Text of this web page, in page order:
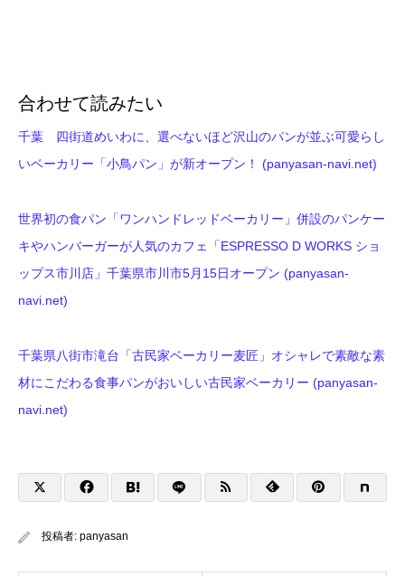
合わせて読みたい
千葉 四街道めいわに、選べないほど沢山のパンが並ぶ可愛らし
いベーカリー「小鳥パン」が新オープン！ (panyasan-navi.net)
世界初の食パン「ワンハンドレッドベーカリー」併設のパンケー
キやハンバーガーが人気のカフェ「ESPRESSO D WORKS ショ
ップス市川店」千葉県市川市5月15日オープン (panyasan-
navi.net)
千葉県八街市滝台「古民家ベーカリー麦匠」オシャレで素敵な素
材にこだわる食事パンがおいしい古民家ベーカリー (panyasan-
navi.net)
投稿者: panyasan